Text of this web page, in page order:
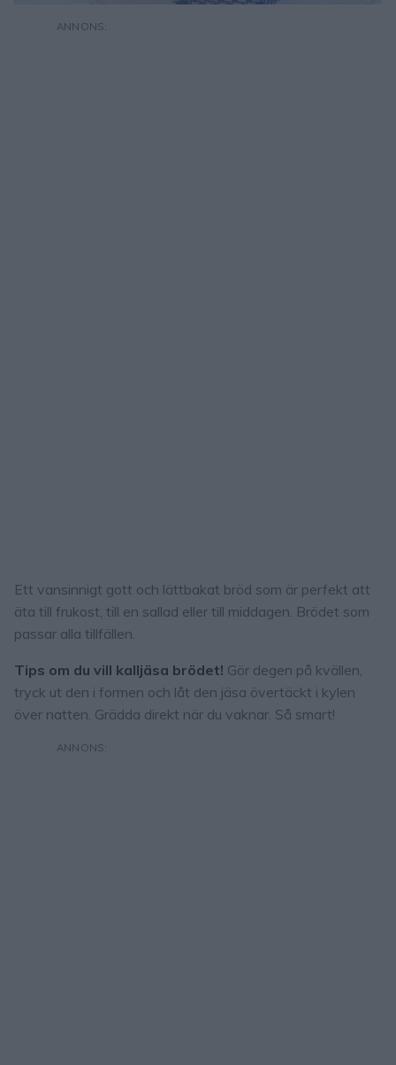
Ett vansinnigt gott och lättbakat bröd som är perfekt att
äta till frukost, till en sallad eller till middagen. Brödet som
passar alla tillfällen.
Tips om du vill kalljäsa brödet! Gör degen på kvällen,
tryck ut den i formen och låt den jäsa övertäckt i kylen
över natten. Grädda direkt när du vaknar. Så smart!